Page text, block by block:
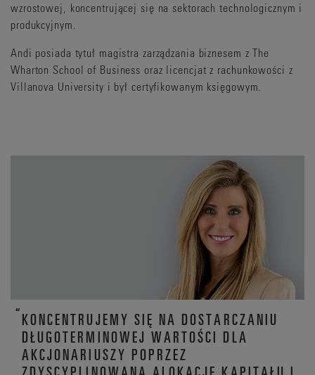
wzrostowej, koncentrującej się na sektorach technologicznym i
produkcyjnym.
Andi posiada tytuł magistra zarządzania biznesem z The
Wharton School of Business oraz licencjat z rachunkowości z
Villanova University i był certyfikowanym księgowym.
KONCENTRUJEMY SIĘ NA DOSTARCZANIU
DŁUGOTERMINOWEJ WARTOŚCI DLA
AKCJONARIUSZY POPRZEZ